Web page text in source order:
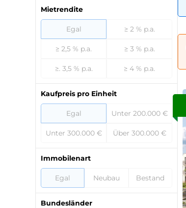
Mietrendite
Egal ≥ 2 % p.a.
≥ 2,5 % p.a. ≥ 3 % p.a.
≥. 3,5 % p.a. ≥ 4 % p.a.
Kaufpreis pro Einheit
Egal Unter 200.000 €
Unter 300.000 € Über 300.000 €
Immobilenart
Egal Neubau Bestand
Bundesländer